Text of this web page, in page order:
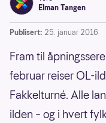
Elman Tangen
Publisert: 25. januar 2016
Fram til
februar reiser OL-
Fakkelturné. Alle
ilden – og i hvert